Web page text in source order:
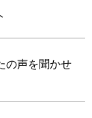
の声を聞かせ